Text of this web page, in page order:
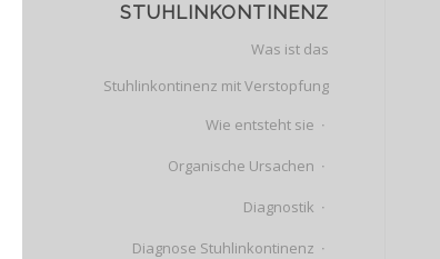
STUHLINKONTINENZ
Was ist das
Stuhlinkontinenz mit Verstopfung
Wie entsteht sie
Organische Ursachen
Diagnostik
Diagnose Stuhlinkontinenz